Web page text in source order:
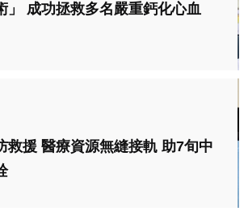
」 成功拯救多名嚴重鈣化心血
救援 醫療資源無縫接軌 助7旬中